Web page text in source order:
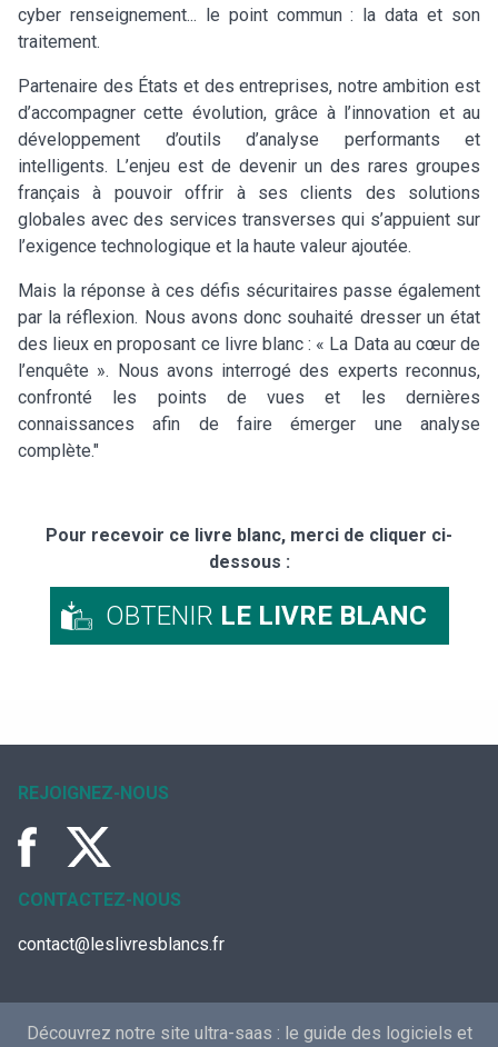
cyber renseignement... le point commun : la data et son
traitement.
Partenaire des États et des entreprises, notre ambition est
d’accompagner cette évolution, grâce à l’innovation et au
développement d’outils d’analyse performants et
intelligents. L’enjeu est de devenir un des rares groupes
français à pouvoir offrir à ses clients des solutions
globales avec des services transverses qui s’appuient sur
l’exigence technologique et la haute valeur ajoutée.
Mais la réponse à ces défis sécuritaires passe également
par la réflexion. Nous avons donc souhaité dresser un état
des lieux en proposant ce livre blanc : « La Data au cœur de
l’enquête ». Nous avons interrogé des experts reconnus,
confronté les points de vues et les dernières
connaissances afin de faire émerger une analyse
complète."
Pour recevoir ce livre blanc, merci de cliquer ci-
dessous :
OBTENIR LE LIVRE BLANC
REJOIGNEZ-NOUS
CONTACTEZ-NOUS
contact@leslivresblancs.fr
Découvrez notre site ultra-saas : le guide des logiciels et